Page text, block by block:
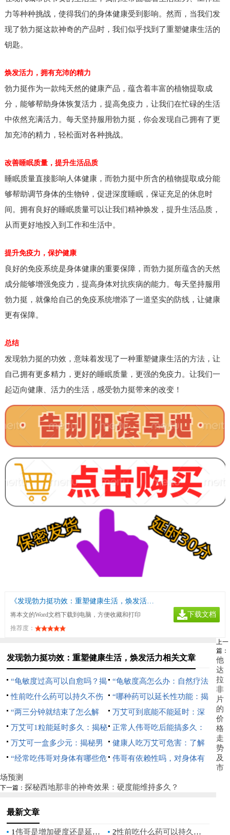
力等种种挑战，使得我们的身体健康受到影响。然而，当我们发
现了勃力挺这款神奇的产品时，我们似乎找到了重塑健康生活的
钥匙。
焕发活力，拥有充沛的精力
勃力挺作为一款纯天然的健康产品，蕴含着丰富的植物提取成
分，能够帮助身体恢复活力，提高免疫力，让我们在忙碌的生活
中依然充满活力。每天坚持服用勃力挺，你会发现自己拥有了更
加充沛的精力，轻松面对各种挑战。
改善睡眠质量，提升生活品质
睡眠质量直接影响人体健康，而勃力挺中所含的植物提取成分能
够帮助调节身体的生物钟，促进深度睡眠，保证充足的休息时
间。拥有良好的睡眠质量可以让我们精神焕发，提升生活品质，
从而更好地投入到工作和生活中。
提升免疫力，保护健康
良好的免疫系统是身体健康的重要保障，而勃力挺所蕴含的天然
成分能够增强免疫力，提高身体对抗疾病的能力。每天坚持服用
勃力挺，就像给自己的免疫系统增添了一道坚实的防线，让健康
更有保障。
总结
发现勃力挺的功效，意味着发现了一种重塑健康生活的方法，让
自己拥有更多精力，更好的睡眠质量，更强的免疫力。让我们一
起迈向健康、活力的生活，感受勃力挺带来的改变！
《发现勃力挺功效：重塑健康生活，焕发活力》
将本文的Word文档下载到电脑，方便收藏和打印
推荐度：
下载文档
发现勃力挺功效：重塑健康生活，焕发活力相关文章
“龟敏度过高可以自愈吗？揭
秘男性健康常见误区”
“龟敏度高怎么办：自然疗法
与生活方式调整指南”
性前吃什么药可以持久不伤
身：自然增强持久力的秘诀
“哪种药可以延长性功能：揭
秘自然疗法与科学选择”
“两三分钟就结束了怎么解
决：提升持久力的有效方法”
万艾可到底能不能延时：深
入解析其效果与正确使用方法
万艾可1粒能延时多久：揭秘
其效果与正确使用方法
正常人伟哥吃后能搞多久：
揭秘其效果与安全指南
万艾可一盒多少元：揭秘男
性健康市场的价格真相
健康人吃万艾可危害：了解
潜在风险与副作用
“经常吃伟哥对身体有哪些危
害？深入了解其潜在影响”
伟哥有依赖性吗，对身体有
与依赖性问题
上一
篇：
他
达
拉
非
片
的
价
格
走
势
及
市
场预测
下一篇： 探秘西地那非的神奇效果：硬度能维持多久？
最新文章
1伟哥是增加硬度还是延长时间_伟哥增加硬度还是延长时间 2性前吃什么药可以持久不伤身：自然增强持久力的秘诀